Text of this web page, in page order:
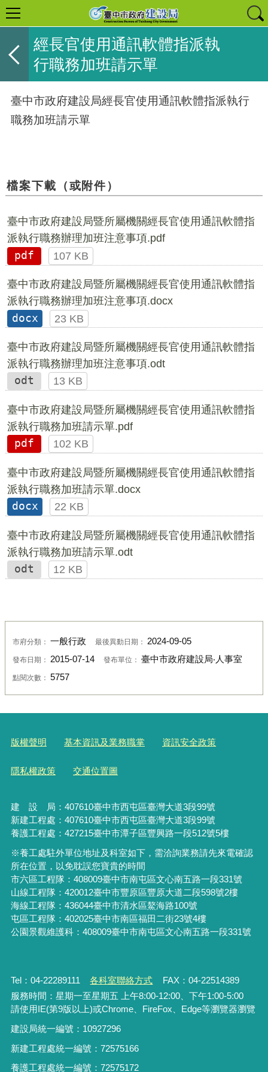
經長官使用通訊軟體指派執
行職務加班請示單
臺中市政府建設局經長官使用通訊軟體指派執行
職務加班請示單
檔案下載（或附件）
臺中市政府建設局暨所屬機關經長官使用通訊軟體指
派執行職務辦理加班注意事項.pdf
pdf
107 KB
臺中市政府建設局暨所屬機關經長官使用通訊軟體指
派執行職務辦理加班注意事項.docx
docx
23 KB
臺中市政府建設局暨所屬機關經長官使用通訊軟體指
派執行職務辦理加班注意事項.odt
odt
13 KB
臺中市政府建設局暨所屬機關經長官使用通訊軟體指
派執行職務加班請示單.pdf
pdf
102 KB
臺中市政府建設局暨所屬機關經長官使用通訊軟體指
派執行職務加班請示單.docx
docx
22 KB
臺中市政府建設局暨所屬機關經長官使用通訊軟體指
派執行職務加班請示單.odt
odt
12 KB
市府分類： 一般行政 最後異動日期： 2024-09-05
發布日期： 2015-07-14 發布單位： 臺中市政府建設局‧人事室
點閱次數： 5757
版權聲明 基本資訊及業務職掌 資訊安全政策
隱私權政策 交通位置圖
建 設 局： 407610臺中市西屯區臺灣大道3段99號
新建工程處：407610臺中市西屯區臺灣大道3段99號
養護工程處：427215臺中市潭子區豐興路一段512號5樓
※養工處駐外單位地址及科室如下，需洽詢業務請先來電確認
所在位置，以免耽誤您寶貴的時間
市六區工程隊：408009臺中市南屯區文心南五路一段331號
山線工程隊：420012臺中市豐原區豐原大道二段598號2樓
海線工程隊：436044臺中市清水區鰲海路100號
屯區工程隊：402025臺中市南區福田二街23號4樓
公園景觀維護科：408009臺中市南屯區文心南五路一段331號
Tel：04-22289111 各科室聯絡方式
FAX：04-22514389
服務時間：星期一至星期五 上午8:00-12:00、下午1:00-5:00
請使用IE(第9版以上)或Chrome、FireFox、Edge等瀏覽器瀏覽
建設局統一編號：10927296
新建工程處統一編號 ： 72575166
養護工程處統一編號 ： 72575172